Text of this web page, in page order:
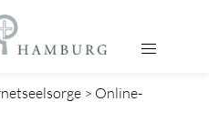
> Online-